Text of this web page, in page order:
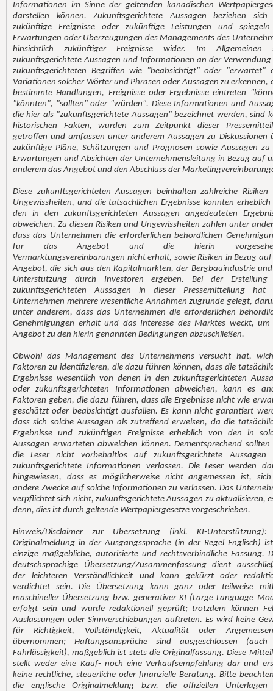
Informationen im Sinne der geltenden kanadischen
darstellen können. Zukunftsgerichtete Aussagen beziehen
zukünftige Ereignisse oder zukünftige Leistungen und
Erwartungen oder Überzeugungen des Managements des
hinsichtlich zukünftiger Ereignisse wider. Im Allgemeinen
zukunftsgerichtete Aussagen und Informationen an der Verwendung
zukunftsgerichteten Begriffen wie "beabsichtigt" oder "erwartet"
Variationen solcher Wörter und Phrasen oder Aussagen zu erkennen,
bestimmte Handlungen, Ereignisse oder Ergebnisse eintreten
"könnten", "sollten" oder "würden". Diese Informationen und
die hier als "zukunftsgerichtete Aussagen" bezeichnet werden, sind
historischen Fakten, wurden zum Zeitpunkt dieser
getroffen und umfassen unter anderem Aussagen zu Diskussionen
zukünftige Pläne, Schätzungen und Prognosen sowie Aussagen zu
Erwartungen und Absichten der Unternehmensleitung in Bezug auf
anderem das Angebot und den Abschluss der
Diese zukunftsgerichteten Aussagen beinhalten zahlreiche Risiken
Ungewissheiten, und die tatsächlichen Ergebnisse könnten erheblich
den in den zukunftsgerichteten Aussagen angedeuteten
abweichen. Zu diesen Risiken und Ungewissheiten zählen unter
dass das Unternehmen die erforderlichen behördlichen
für das Angebot und die hierin
Vermarktungsvereinbarungen nicht erhält, sowie Risiken in Bezug
Angebot, die sich aus den Kapitalmärkten, der Bergbauindustrie
Unterstützung durch Investoren ergeben. Bei der Erstellung
zukunftsgerichteten Aussagen in dieser Pressemitteilung hat
Unternehmen mehrere wesentliche Annahmen zugrunde gelegt,
unter anderem, dass das Unternehmen die erforderlichen
Genehmigungen erhält und das Interesse des Marktes weckt, um
Angebot zu den hierin genannten Bedingungen abzuschließen.
Obwohl das Management des Unternehmens versucht hat,
Faktoren zu identifizieren, die dazu führen können, dass die
Ergebnisse wesentlich von denen in den zukunftsgerichteten
oder zukunftsgerichteten Informationen abweichen, kann es
Faktoren geben, die dazu führen, dass die Ergebnisse nicht wie
geschätzt oder beabsichtigt ausfallen. Es kann nicht garantiert
dass sich solche Aussagen als zutreffend erweisen, da die
Ergebnisse und zukünftigen Ereignisse erheblich von den in
Aussagen erwarteten abweichen können. Dementsprechend sollten
die Leser nicht vorbehaltlos auf zukunftsgerichtete Aussagen
zukunftsgerichtete Informationen verlassen. Die Leser werden
hingewiesen, dass es möglicherweise nicht angemessen ist,
andere Zwecke auf solche Informationen zu verlassen. Das
verpflichtet sich nicht, zukunftsgerichtete Aussagen zu aktualisieren,
denn, dies ist durch geltende Wertpapiergesetze vorgeschrieben.
Hinweis/Disclaimer zur Übersetzung (inkl. KI-Unterstützung):
Originalmeldung in der Ausgangssprache (in der Regel Englisch)
einzige maßgebliche, autorisierte und rechtsverbindliche Fassung.
deutschsprachige Übersetzung/Zusammenfassung dient
der leichteren Verständlichkeit und kann gekürzt oder
verdichtet sein. Die Übersetzung kann ganz oder teilweise
maschineller Übersetzung bzw. generativer KI (Large Language
erfolgt sein und wurde redaktionell geprüft; trotzdem können
Auslassungen oder Sinnverschiebungen auftreten. Es wird keine
für Richtigkeit, Vollständigkeit, Aktualität oder
übernommen; Haftungsansprüche sind ausgeschlossen
Fahrlässigkeit), maßgeblich ist stets die Originalfassung. Diese
stellt weder eine Kauf- noch eine Verkaufsempfehlung dar und
keine rechtliche, steuerliche oder finanzielle Beratung. Bitte
die englische Originalmeldung bzw. die offiziellen Unterlagen